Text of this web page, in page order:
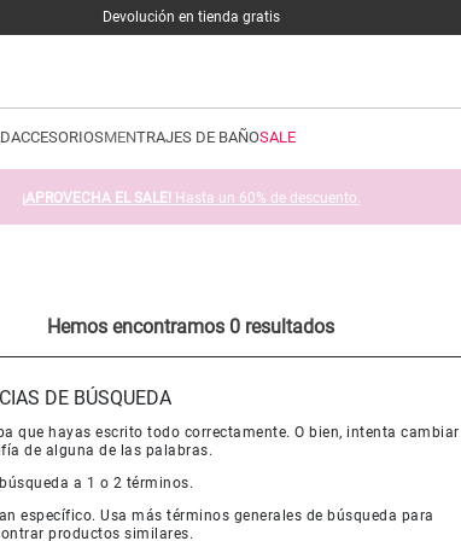
Devolución en tienda gratis
ACCESORIOSMENTRAJES DE BAÑOSALE
¡APROVECHA EL SALE! Hasta un 60% de descuento.
Hemos encontramos 0 resultados
DE BÚSQUEDA
que hayas escrito todo correctamente. O bien, intenta cambiar
de alguna de las palabras.
a 1 o 2 términos.
específico. Usa más términos generales de búsqueda para
productos similares.